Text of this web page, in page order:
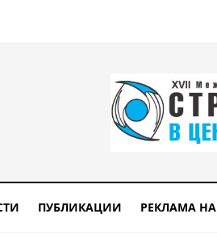
ПУБЛИКАЦИИ РЕКЛАМА